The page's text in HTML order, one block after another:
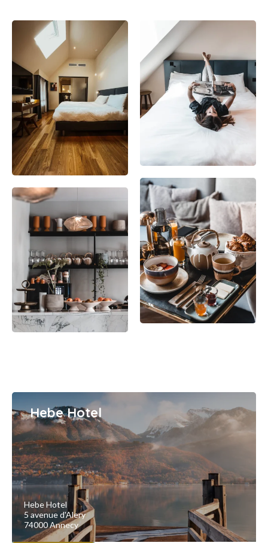
Hebe Hotel
Hebe Hotel
5 avenue d'Alery
74000 Annecy